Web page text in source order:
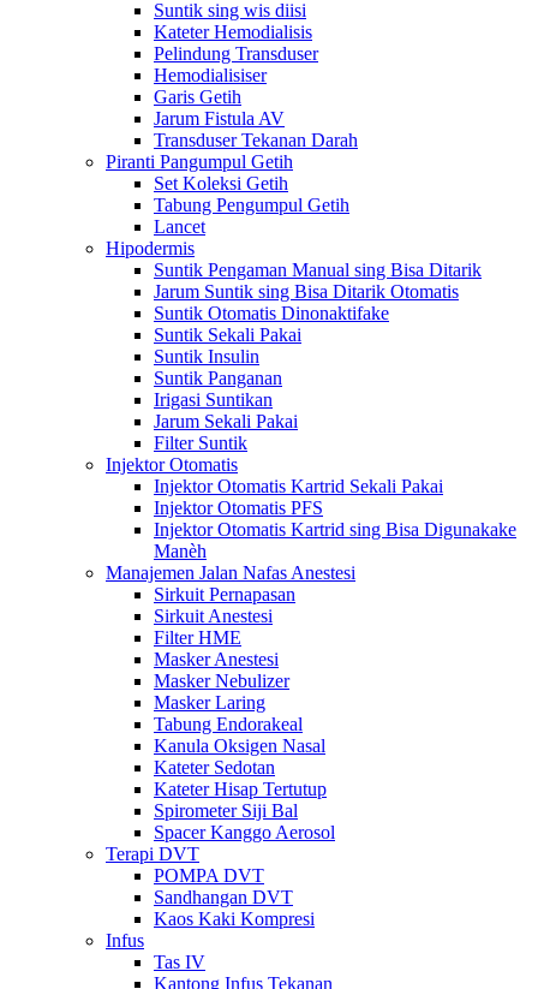
Suntik sing wis diisi
Kateter Hemodialisis
Pelindung Transduser
Hemodialisiser
Garis Getih
Jarum Fistula AV
Transduser Tekanan Darah
Piranti Pangumpul Getih
Set Koleksi Getih
Tabung Pengumpul Getih
Lancet
Hipodermis
Suntik Pengaman Manual sing Bisa Ditarik
Jarum Suntik sing Bisa Ditarik Otomatis
Suntik Otomatis Dinonaktifake
Suntik Sekali Pakai
Suntik Insulin
Suntik Panganan
Irigasi Suntikan
Jarum Sekali Pakai
Filter Suntik
Injektor Otomatis
Injektor Otomatis Kartrid Sekali Pakai
Injektor Otomatis PFS
Injektor Otomatis Kartrid sing Bisa Digunakake
Manèh
Manajemen Jalan Nafas Anestesi
Sirkuit Pernapasan
Sirkuit Anestesi
Filter HME
Masker Anestesi
Masker Nebulizer
Masker Laring
Tabung Endorakeal
Kanula Oksigen Nasal
Kateter Sedotan
Kateter Hisap Tertutup
Spirometer Siji Bal
Spacer Kanggo Aerosol
Terapi DVT
POMPA DVT
Sandhangan DVT
Kaos Kaki Kompresi
Infus
Tas IV
Kantong Infus Tekanan